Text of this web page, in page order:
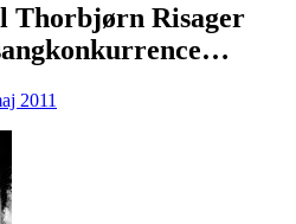
Thorbjørn Risager
2011